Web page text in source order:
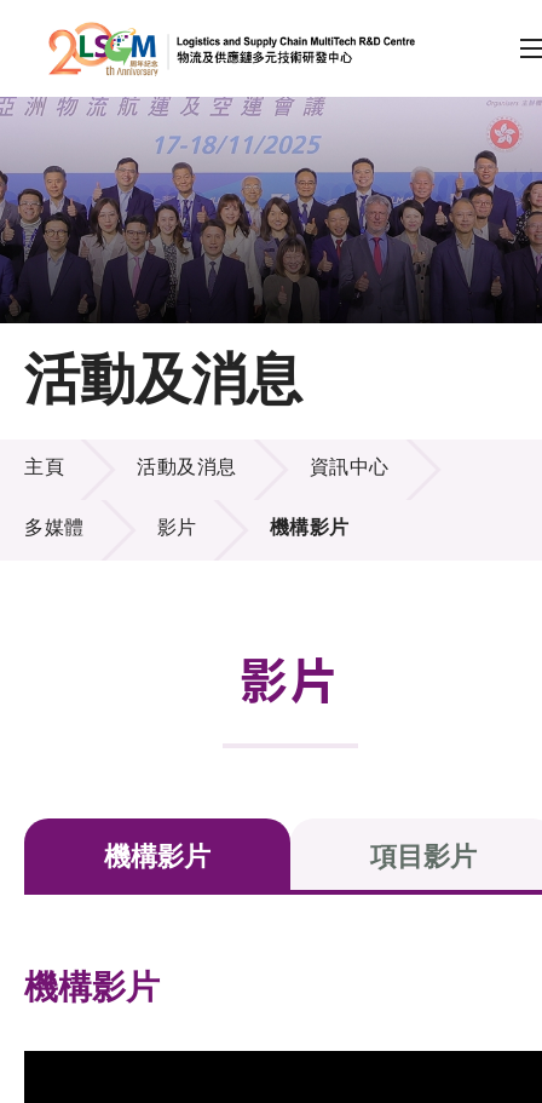
跳到內容（按回車鍵）
會員登入
A A EN 繁 简
主頁
關於LSCM
技術商品化
項目及資助計劃
活動及消息
資訊中心
科技分享
活動及消息
活動及消息
主頁 活動及消息 資訊中心
多媒體 影片 機構影片
影片
機構影片 項目影片
機構影片